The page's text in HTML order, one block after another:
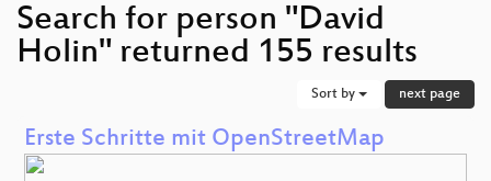
Search for person "David
Holin" returned 155 results
Sort by next page
Erste Schritte mit OpenStreetMap